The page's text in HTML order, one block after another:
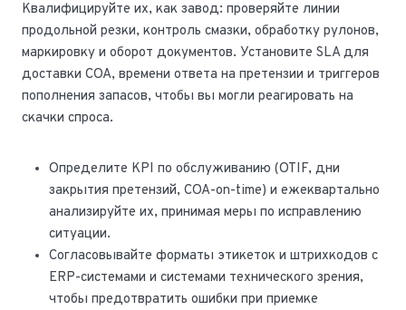
Квалифицируйте их, как завод: проверяйте линии
продольной резки, контроль смазки, обработку рулонов,
маркировку и оборот документов. Установите SLA для
доставки COA, времени ответа на претензии и триггеров
пополнения запасов, чтобы вы могли реагировать на
скачки спроса.
Определите KPI по обслуживанию (OTIF, дни
закрытия претензий, COA-on-time) и ежеквартально
анализируйте их, принимая меры по исправлению
ситуации.
Согласовывайте форматы этикеток и штрихкодов с
ERP-системами и системами технического зрения,
чтобы предотвратить ошибки при приемке